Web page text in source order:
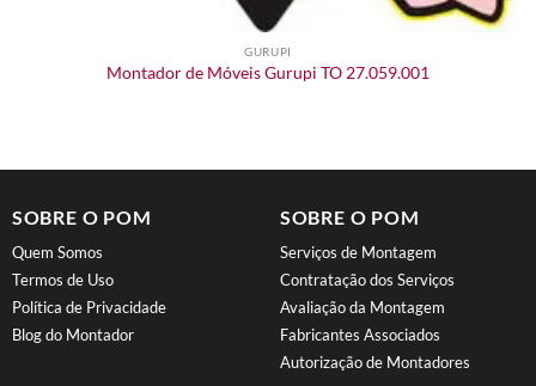
GURUPI
Montador de Móveis Gurupi TO 27.059.001
SOBRE O POM
Quem Somos
Termos de Uso
Política de Privacidade
Blog do Montador
SOBRE O POM
Serviços de Montagem
Contratação dos Serviços
Avaliação da Montagem
Fabricantes Associados
Autorização de Montadores